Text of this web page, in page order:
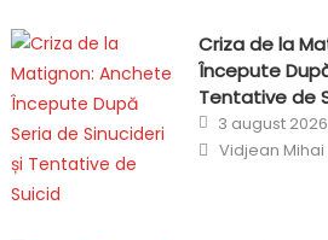
Criza de la
Începute
Tentative de
Posted
on
3 august 2026
Author
Vidjean Mihai